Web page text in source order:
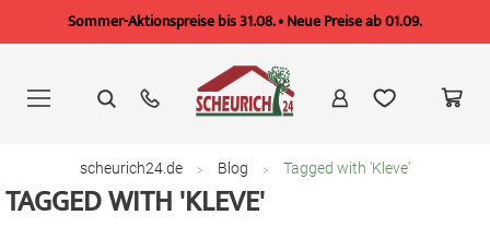
Sommer-Aktionspreise bis 31.08. • Neue Preise ab 01.09.
springen
scheurich24.de Blog Tagged with 'Kleve'
TAGGED WITH 'KLEVE'